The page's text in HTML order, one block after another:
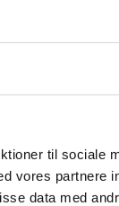
til sociale
vores partnere
data med
der er